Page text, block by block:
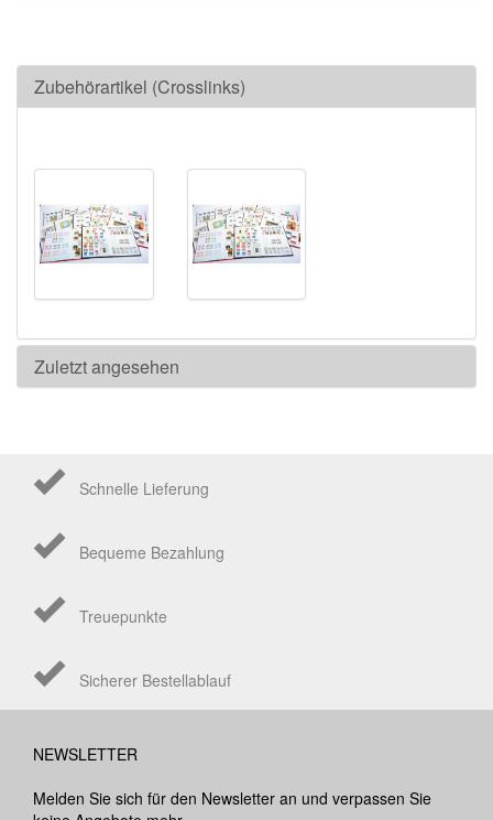
Zubehörartikel (Crosslinks)
Zuletzt angesehen
Schnelle Lieferung
Bequeme Bezahlung
Treuepunkte
Sicherer Bestellablauf
NEWSLETTER
Melden Sie sich für den Newsletter an und verpassen Sie